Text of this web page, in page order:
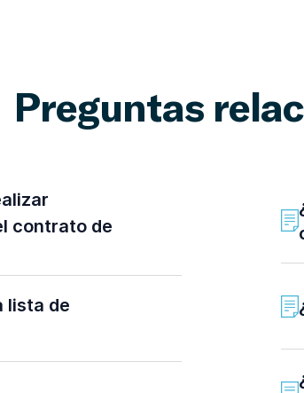
Preguntas
contrato de
lista de